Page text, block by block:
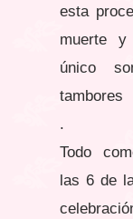
esta
muerte y
único
tambores
.
Todo
las 6 de